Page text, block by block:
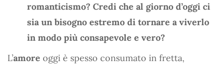
romanticismo? Credi che al giorno d’oggi ci
sia un bisogno estremo di tornare a viverlo
in modo più consapevole e vero?
L’amore oggi è spesso consumato in fretta,